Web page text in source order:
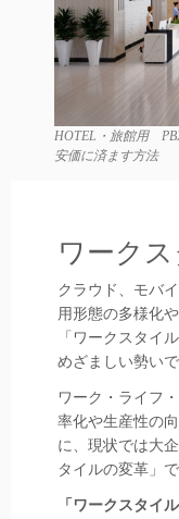
HOTEL・旅館用
安価に済ます方法
ワーク
クラウド、モバ
用形態の多様化
「ワークスタイ
めざましい勢い
ワーク・ライフ
率化や生産性の
に、現状では大
タイルの変革」
「ワークスタイ